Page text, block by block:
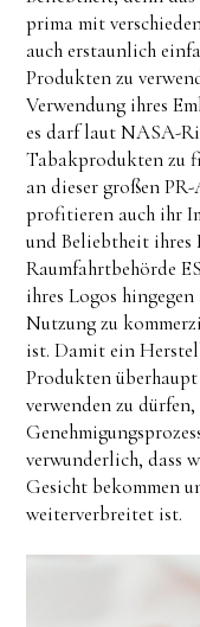
prima mit
auch erstaunlich
Produkten zu
Verwendung ihres
es darf laut NASA-
Tabakprodukten zu
an dieser großen
profitieren auch ihr
und Beliebtheit ihres
Raumfahrtbehörde
ihres Logos
Nutzung zu
ist. Damit ein
Produkten
verwenden zu
verwunderlich, dass
Gesicht bekommen
weiterverbreitet ist.